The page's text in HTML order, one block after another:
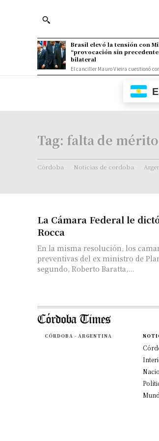
Brasil elevó la tensión con
“provocación sin
bilateral
El canciller Mauro Vieira cuestionó
Tag: falta de
Córdoba Noticias de cordoba
La Cámara Federal le
Rocca
En la misma resolución, los
preventivas del ex ministro de
segundo, Roberto Baratta,...
CÓRDOBA - ARGENTINA